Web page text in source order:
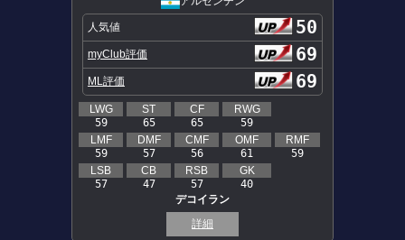
人気値 50
myClub評価 69
ML評価 69
LWG
59
ST
65
CF
65
RWG
59
LMF
59
DMF
57
CMF
56
OMF
61
RMF
59
LSB
57
CB
47
RSB
57
GK
40
デコイラン
詳細